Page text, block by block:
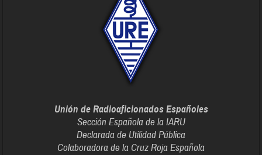
Unión de Radioaficionados Españoles
Sección Española de la IARU
Declarada de Utilidad Pública
Colaboradora de la Cruz Roja Española